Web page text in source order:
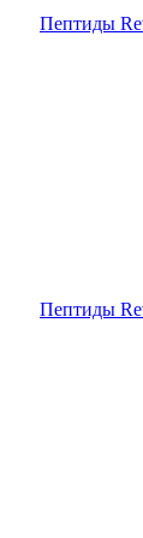
Пептиды
Пептиды